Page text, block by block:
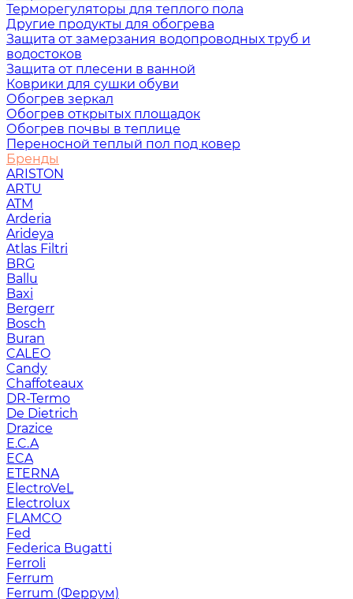
Терморегуляторы для теплого пола
Другие продукты для обогрева
Защита от замерзания водопроводных труб и
водостоков
Защита от плесени в ванной
Коврики для сушки обуви
Обогрев зеркал
Обогрев открытых площадок
Обогрев почвы в теплице
Переносной теплый пол под ковер
Бренды
ARISTON
ARTU
ATM
Arderia
Arideya
Atlas Filtri
BRG
Ballu
Baxi
Bergerr
Bosch
Buran
CALEO
Candy
Chaffoteaux
DR-Termo
De Dietrich
Drazice
E.C.A
ECA
ETERNA
ElectroVeL
Electrolux
FLAMCO
Fed
Federica Bugatti
Ferroli
Ferrum
Ferrum (Феррум)